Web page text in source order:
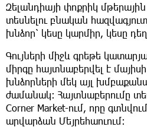
Զելանդիայի փոքրիկ
տեսնելու բնական
խնձոր՝ կեսը կարմիր, կեսը
Գույների միջև գրեթե
միրգը հայտնաբերվել է մայիսի
խնձորների մեկ այլ
ժամանակ։ Հայտնաբերումը
Corner Market-ում, որը
արվարձան Մեյրեհաուում։